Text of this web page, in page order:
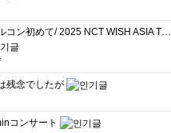
コン初めて/ 2025 NCT WISH ASIA T…
残念でしたが
コンサート